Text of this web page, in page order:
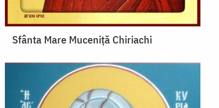
Sfânta Mare Muceniță Chiriachi